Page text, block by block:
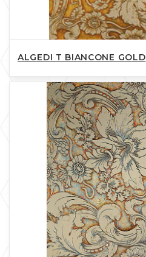
ALGEDI T BIANCONE GOLD